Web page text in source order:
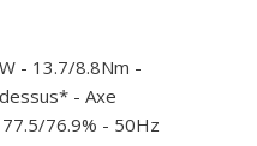
- 13.7/8.8Nm -
- Axe
76.9% - 50Hz